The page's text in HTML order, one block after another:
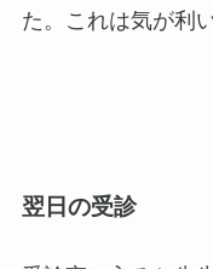
た。これは気が利
翌日の受診